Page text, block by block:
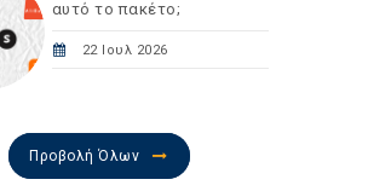
αυτό το πακέτο;
22 Ιουλ 2026
Προβολή Όλων